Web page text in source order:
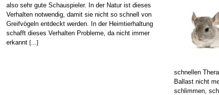
also sehr gute Schauspieler. In der Natur ist dieses
Verhalten notwendig, damit sie nicht so schnell von
Greifvögeln entdeckt werden. In der Heimtierhaltung
schafft dieses Verhalten Probleme, da nicht immer
erkannt […]
schnellen
Ballast nicht
schlimmen,